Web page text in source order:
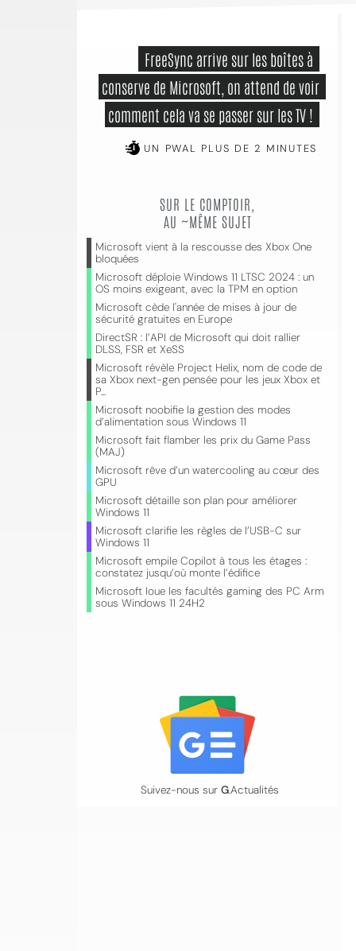
conserve de Microsoft, on attend de voir
comment cela va se passer sur les TV !
UN PWAL PLUS DE 2 MINUTES
SUR LE COMPTOIR,
AU ~MÊME SUJET
Microsoft vient à la rescousse des Xbox One
bloquées
Microsoft déploie Windows 11 LTSC 2024 : un
OS moins exigeant, avec la TPM en option
Microsoft cède l'année de mises à jour de
sécurité gratuites en Europe
DirectSR : l’API de Microsoft qui doit rallier
DLSS, FSR et XeSS
Microsoft révèle Project Helix, nom de code de
sa Xbox next-gen pensée pour les jeux Xbox et
P...
Microsoft noobifie la gestion des modes
d’alimentation sous Windows 11
Microsoft fait flamber les prix du Game Pass
(MAJ)
Microsoft rêve d’un watercooling au cœur des
GPU
Microsoft détaille son plan pour améliorer
Windows 11
Microsoft clarifie les règles de l’USB-C sur
Windows 11
Microsoft empile Copilot à tous les étages :
constatez jusqu’où monte l’édifice
Microsoft loue les facultés gaming des PC Arm
sous Windows 11 24H2
Suivez-nous sur G.Actualités